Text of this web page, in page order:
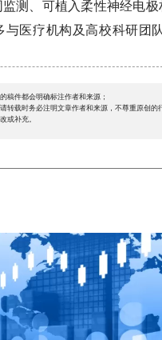
测、可植入柔性神经电
与医疗机构及高校科研团
稿件都会明确标注作者和来源；
转载时务必注明文章作者和来源，不尊重原创的
或补充。